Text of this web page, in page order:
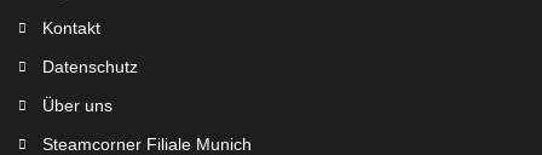
Kontakt
Datenschutz
Über uns
Steamcorner Filiale Munich